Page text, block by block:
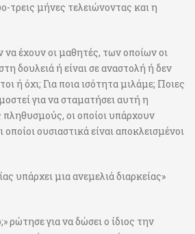
τρεις μήνες τελειώνοντας και η
έχουν οι μαθητές, των οποίων οι
δουλειά ή είναι σε αναστολή ή δεν
ή όχι; Για ποια ισότητα μιλάμε; Ποιες
για να σταματήσει αυτή η
πληθυσμούς, οι οποίοι υπάρχουν
ουσιαστικά είναι αποκλεισμένοι
υπάρχει μια ανεμελιά διαρκείας»
ρώτησε για να δώσει ο ίδιος την